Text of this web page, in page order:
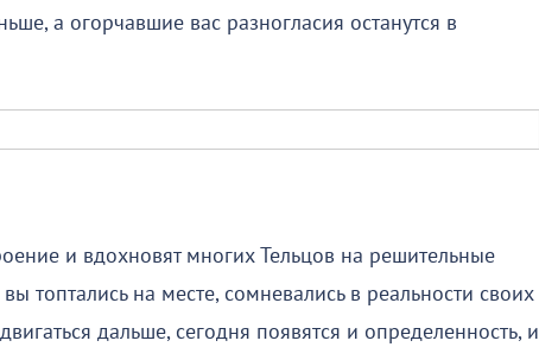
а огорчавшие вас разногласия останутся в
и вдохновят многих Тельцов на решительные
топтались на месте, сомневались в реальности своих
дальше, сегодня появятся и определенность, и